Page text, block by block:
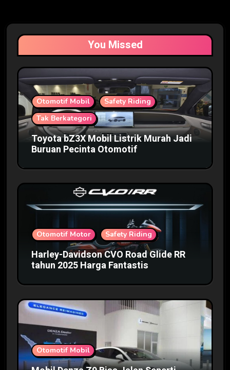
You Missed
Otomotif Mobil
Safety Riding
Tak Berkategori
Toyota bZ3X Mobil Listrik Murah Jadi
Buruan Pecinta Otomotif
Otomotif Motor Safety Riding
Harley-Davidson CVO Road Glide RR
tahun 2025 Harga Fantastis
Otomotif Mobil